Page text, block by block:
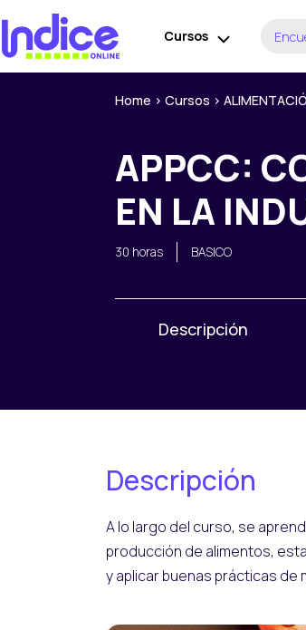
contenido
Cursos
Buscar
por:
Home > Cursos >
APPCC:
EN LA
30 horas BASICO
Descripción
Descripción
A lo largo del curso, se
producción de alimentos,
y aplicar buenas prácticas de